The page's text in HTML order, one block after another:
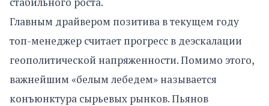
Главным драйвером позитива в текущем году
топ-менеджер считает прогресс в деэскалации
геополитической напряженности. Помимо этого,
важнейшим «белым лебедем» называется
конъюнктура сырьевых рынков. Пьянов